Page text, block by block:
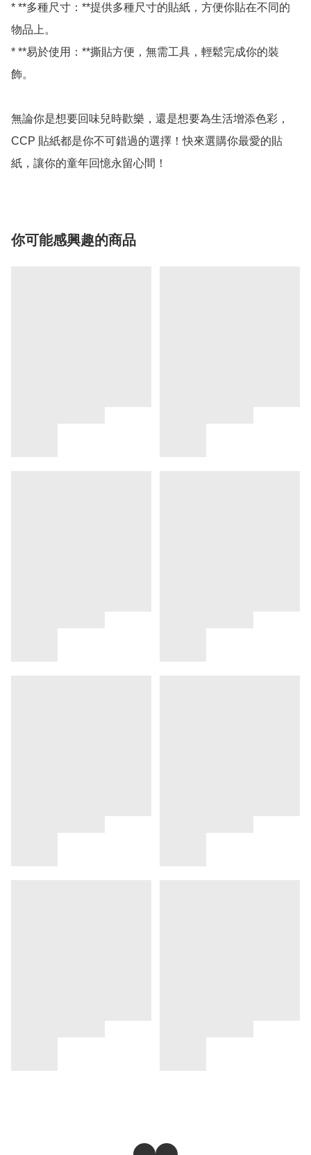
* **多種尺寸：**提供多種尺寸的貼紙，方便你貼在不同的
物品上。
* **易於使用：**撕貼方便，無需工具，輕鬆完成你的裝
飾。
無論你是想要回味兒時歡樂，還是想要為生活增添色彩，
CCP 貼紙都是你不可錯過的選擇！快來選購你最愛的貼
你可能感興趣的商品